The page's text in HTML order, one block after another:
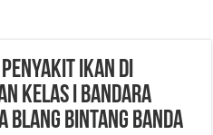
IKAN DI
KELAS I BANDARA
BLANG BINTANG BANDA